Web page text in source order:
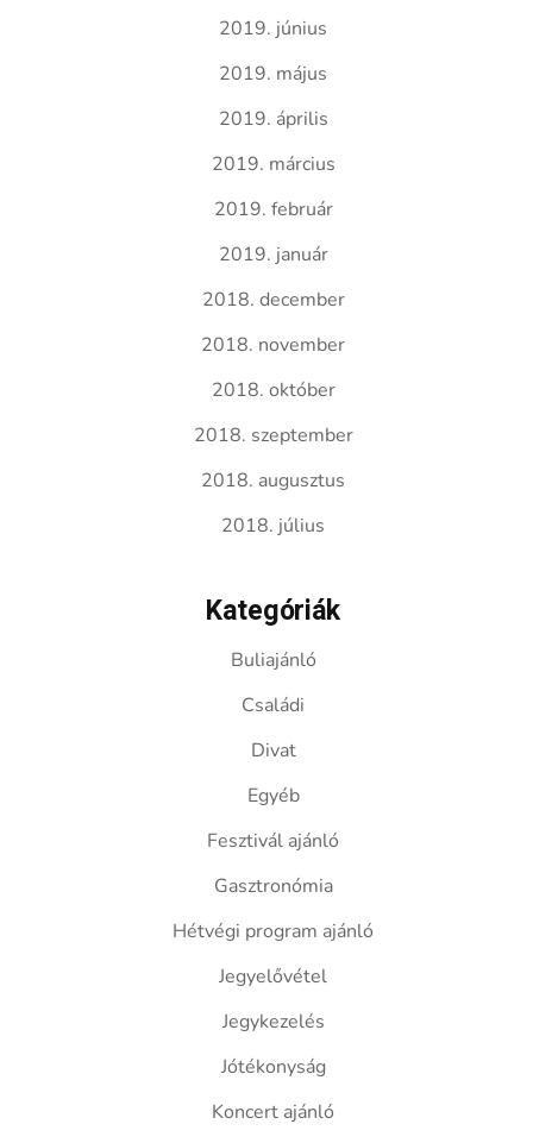
2019. június
2019. május
2019. április
2019. március
2019. február
2019. január
2018. december
2018. november
2018. október
2018. szeptember
2018. augusztus
2018. július
Kategóriák
Buliajánló
Családi
Divat
Egyéb
Fesztivál ajánló
Gasztronómia
Hétvégi program ajánló
Jegyelővétel
Jegykezelés
Jótékonyság
Koncert ajánló